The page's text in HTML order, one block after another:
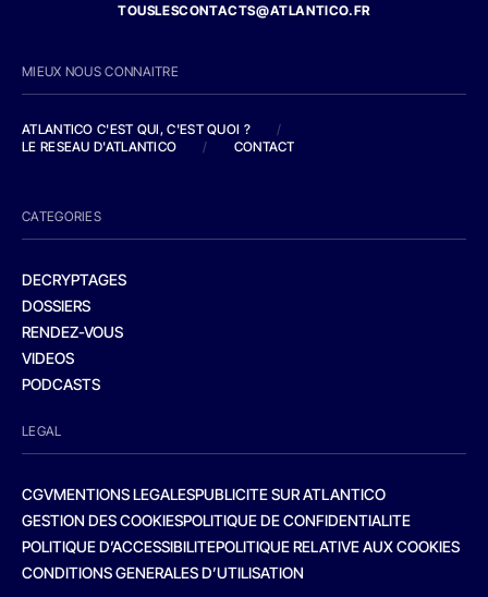
TOUSLESCONTACTS@ATLANTICO.FR
MIEUX NOUS CONNAITRE
ATLANTICO C'EST QUI, C'EST QUOI ?
/
LE RESEAU D'ATLANTICO
/ CONTACT
CATEGORIES
DECRYPTAGES
DOSSIERS
RENDEZ-VOUS
VIDEOS
PODCASTS
LEGAL
CGVMENTIONS LEGALESPUBLICITE SUR ATLANTICO
GESTION DES COOKIESPOLITIQUE DE CONFIDENTIALITE
POLITIQUE D’ACCESSIBILITEPOLITIQUE RELATIVE AUX COOKIES
CONDITIONS GENERALES D’UTILISATION